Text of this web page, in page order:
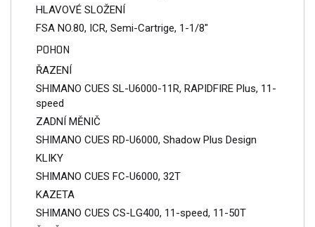
HLAVOVÉ SLOŽENÍ
FSA NO.80, ICR, Semi-Cartrige, 1-1/8"
POHON
ŘAZENÍ
SHIMANO CUES SL-U6000-11R, RAPIDFIRE Plus, 11-
speed
ZADNÍ MĚNIČ
SHIMANO CUES RD-U6000, Shadow Plus Design
KLIKY
SHIMANO CUES FC-U6000, 32T
KAZETA
SHIMANO CUES CS-LG400, 11-speed, 11-50T